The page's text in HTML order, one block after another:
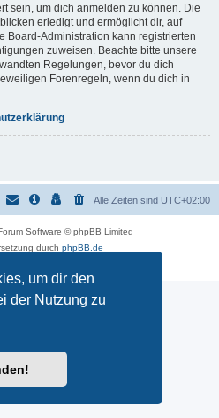
um dir den
der Nutzung zu
sein, um dich anmelden zu können. Die
erledigt und ermöglicht dir, auf
Board-Administration kann registrierten
zuweisen. Beachte bitte unsere
Regelungen, bevor du dich
Forenregeln, wenn du dich in
Alle Zeiten sind UTC+02:00
Software © phpBB Limited
durch phpBB.de